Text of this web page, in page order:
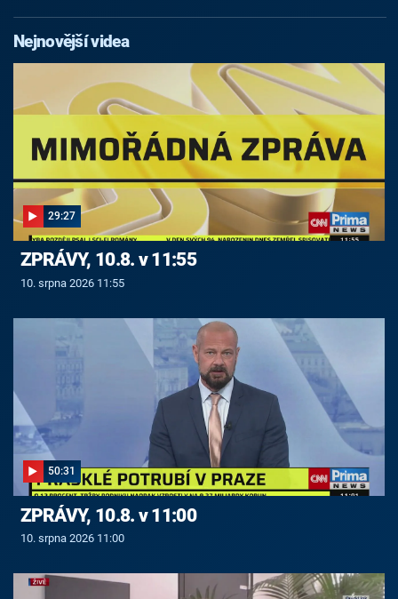
Nejnovější videa
29:27
ZPRÁVY, 10.8. v 11:55
10. srpna 2026 11:55
50:31
ZPRÁVY, 10.8. v 11:00
10. srpna 2026 11:00